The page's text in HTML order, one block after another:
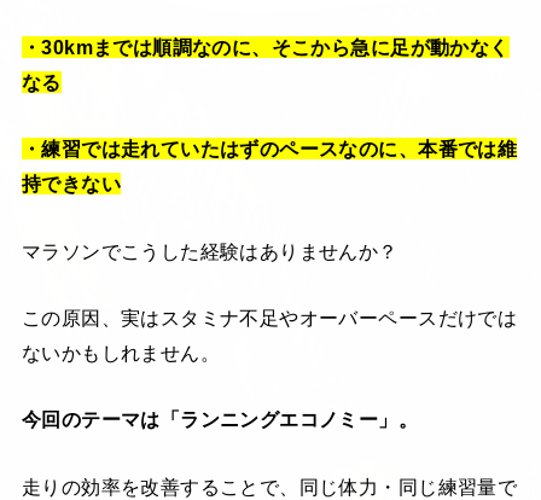
・30kmまでは順調なのに、そこから急に足が動かなく
なる
・練習では走れていたはずのペースなのに、本番では維
持できない
マラソンでこうした経験はありませんか？
この原因、実はスタミナ不足やオーバーペースだけでは
ないかもしれません。
今回のテーマは「ランニングエコノミー」。
走りの効率を改善することで、同じ体力・同じ練習量で